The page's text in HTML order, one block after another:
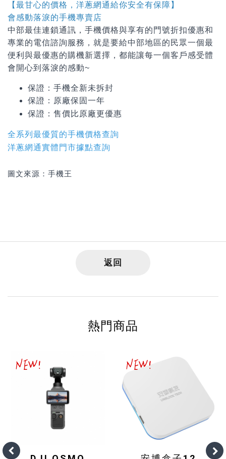
【最甘心的價格，洋蔥網通給你安全有保障】
會感動落淚的手機專賣店
中部最佳連鎖通訊，手機價格與享有的門號折扣優惠和
專業的電信諮詢服務，就是要給中部地區的民眾一個最
便利與最優惠的購機新選擇，都能讓每一個客戶感受體
會開心到落淚的感動~
保證：手機全新未拆封
保證：原廠保固一年
保證： 售價比原廠更優惠
全系列最優質的手機價格查詢
洋蔥網通實體門市據點查詢
圖文來源：手機王
返回
熱門商品